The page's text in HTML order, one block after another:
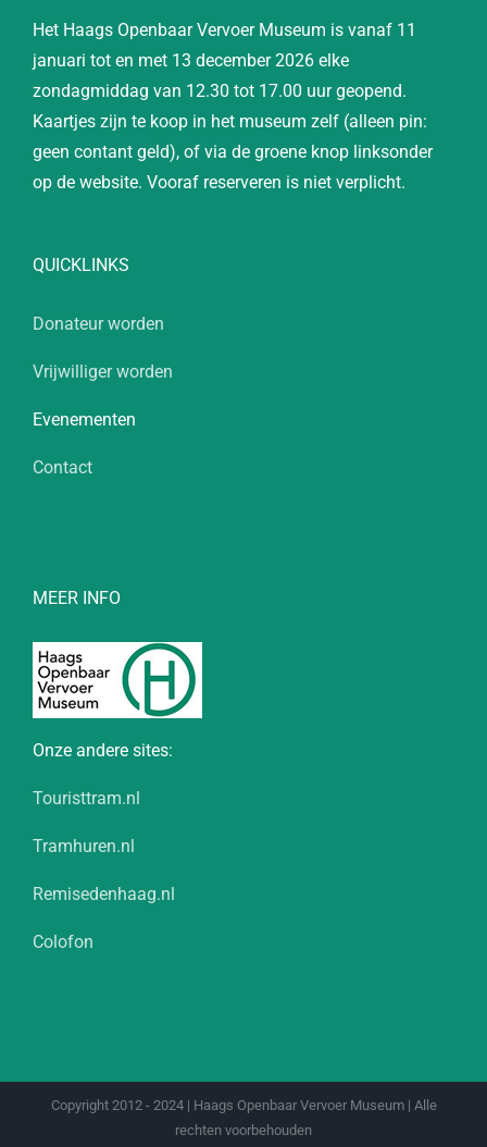
Het Haags Openbaar Vervoer Museum is vanaf 11
januari tot en met 13 december 2026 elke
zondagmiddag van 12.30 tot 17.00 uur geopend.
Kaartjes zijn te koop in het museum zelf (alleen pin:
geen contant geld), of via de groene knop linksonder
op de website. Vooraf reserveren is niet verplicht.
QUICKLINKS
Donateur worden
Vrijwilliger worden
Evenementen
Contact
MEER INFO
Onze andere sites:
Touristtram.nl
Tramhuren.nl
Remisedenhaag.nl
Colofon
Copyright 2012 - 2024 | Haags Openbaar Vervoer Museum | Alle
rechten voorbehouden